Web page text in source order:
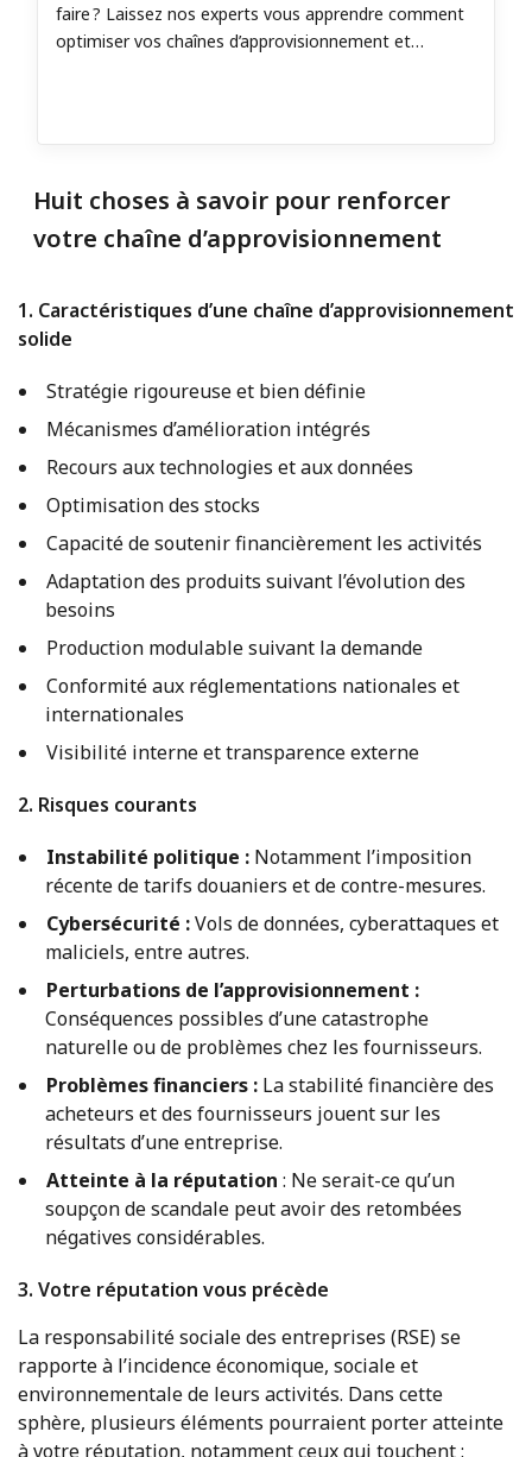
faire ? Laissez nos experts vous apprendre comment
optimiser vos chaînes d’approvisionnement et
Huit choses à savoir pour renforcer
votre chaîne d’approvisionnement
1. Caractéristiques d’une chaîne d’approvisionnement
solide
Stratégie rigoureuse et bien définie
Mécanismes d’amélioration intégrés
Recours aux technologies et aux données
Optimisation des stocks
Capacité de soutenir financièrement les activités
Adaptation des produits suivant l’évolution des
besoins
Production modulable suivant la demande
Conformité aux réglementations nationales et
internationales
Visibilité interne et transparence externe
2. Risques courants
Instabilité politique : Notamment l’imposition
récente de tarifs douaniers et de contre-mesures.
Cybersécurité :Vols de données, cyberattaques et
maliciels, entre autres.
Perturbations de l’approvisionnement :
Conséquences possibles d’une catastrophe
naturelle ou de problèmes chez les fournisseurs.
Problèmes financiers : La stabilité financière des
acheteurs et des fournisseurs jouent sur les
résultats d’une entreprise.
Atteinte à la réputation : Ne serait-ce qu’un
soupçon de scandale peut avoir des retombées
négatives considérables.
3. Votre réputation vous précède
La responsabilité sociale des entreprises (RSE) se
rapporte à l’incidence économique, sociale et
environnementale de leurs activités. Dans cette
sphère, plusieurs éléments pourraient porter atteinte
à votre réputation, notamment ceux qui touchent :